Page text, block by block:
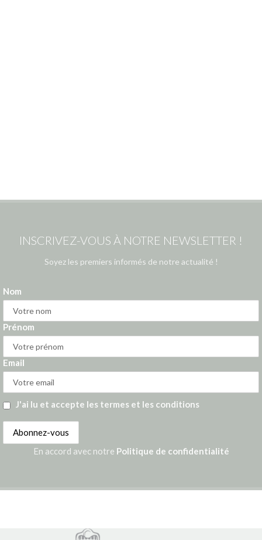
INSCRIVEZ-VOUS À NOTRE NEWSLETTER !
Soyez les premiers informés de notre actualité !
Nom
Prénom
Email
J'ai lu et accepte les termes et les conditions
En accord avec notre Politique de confidentialité